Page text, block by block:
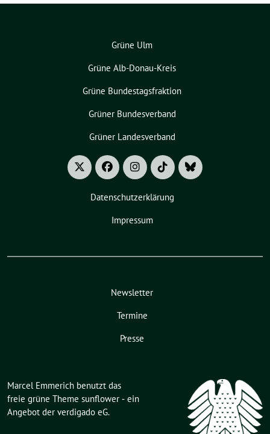
Grüne Ulm
Grüne Alb-Donau-Kreis
Grüne Bundestagsfraktion
Grüner Bundesverband
Grüner Landesverband
Datenschutzerklärung
Impressum
Newsletter
Termine
Presse
Marcel Emmerich benutzt das
freie grüne Theme sunflower ‐ ein
Angebot der verdigado eG.